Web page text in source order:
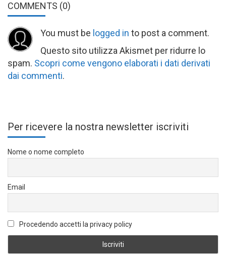
COMMENTS (0)
You must be logged in to post a comment.
Questo sito utilizza Akismet per ridurre lo
spam. Scopri come vengono elaborati i dati derivati
dai commenti.
Per ricevere la nostra newsletter iscriviti
Nome o nome completo
Email
Procedendo accetti la privacy policy